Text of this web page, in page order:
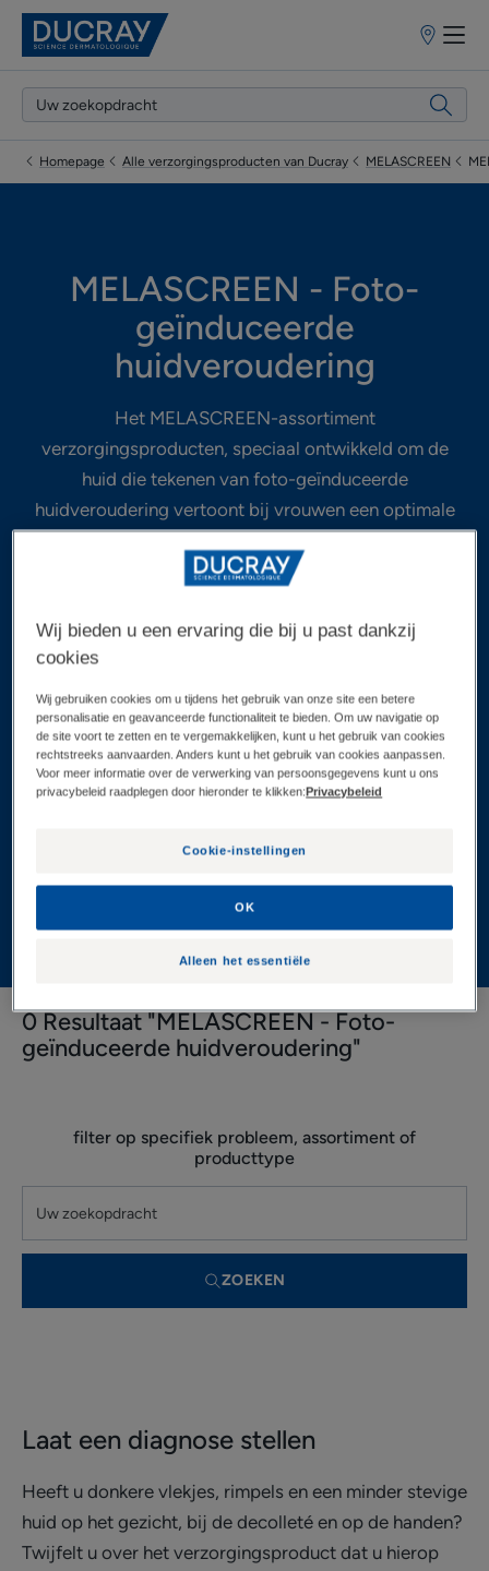
Homepage Alle verzorgingsproducten van Ducray MELASCREEN
MELASCREEN - Foto-
geïnduceerde
huidveroudering
Het MELASCREEN-assortiment
verzorgingsproducten, speciaal ontwikkeld om de
huid die tekenen van foto-geïnduceerde
huidveroudering vertoont bij vrouwen een optimale
decolleté of op de rug van de handen. De producten
en om vroegtijdige tekenen van huidveroudering
tegen te gaan (donkere vlekjes, rimpels en verlies aan
stevigheid). De MELASCREEN
huidverzorgingsproducten tegen foto-geïnduceerde
huidveroudering zijn ideaal om de huid glad te maken
en de nodige dagelijkse bescherming te bieden, maar
0 Resultaat "MELASCREEN - Foto-
geïnduceerde huidveroudering"
filter op specifiek probleem, assortiment of
producttype
ZOEKEN
Laat een diagnose stellen
Heeft u donkere vlekjes, rimpels en een minder stevige
huid op het gezicht, bij de decolleté en op de handen?
Twijfelt u over het verzorgingsproduct dat u hierop
Wij bieden u een ervaring die bij u past dankzij
cookies
Wij gebruiken cookies om u tijdens het gebruik van onze site een betere
personalisatie en geavanceerde functionaliteit te bieden. Om uw navigatie op
de site voort te zetten en te vergemakkelijken, kunt u het gebruik van cookies
rechtstreeks aanvaarden. Anders kunt u het gebruik van cookies aanpassen.
Voor meer informatie over de verwerking van persoonsgegevens kunt u ons
privacybeleid raadplegen door hieronder te klikken:Privacybeleid
Cookie-instellingen
Alleen het essentiële
OK